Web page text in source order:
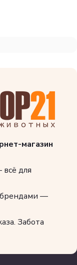
магазин
для
брендами —
Забота